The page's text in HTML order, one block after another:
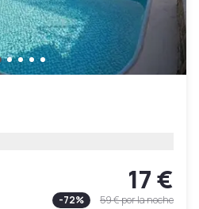
17 €
-72% 59 €por la noche